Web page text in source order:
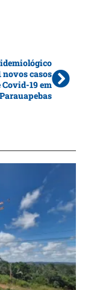
novos casos
Covid-19 em
Parauapebas